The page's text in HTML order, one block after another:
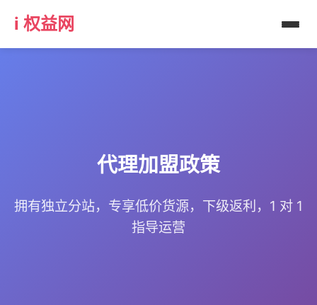
i 权益网
代理加盟政策
拥有独立分站，专享低价货源，下级返利，1 对 1
指导运营